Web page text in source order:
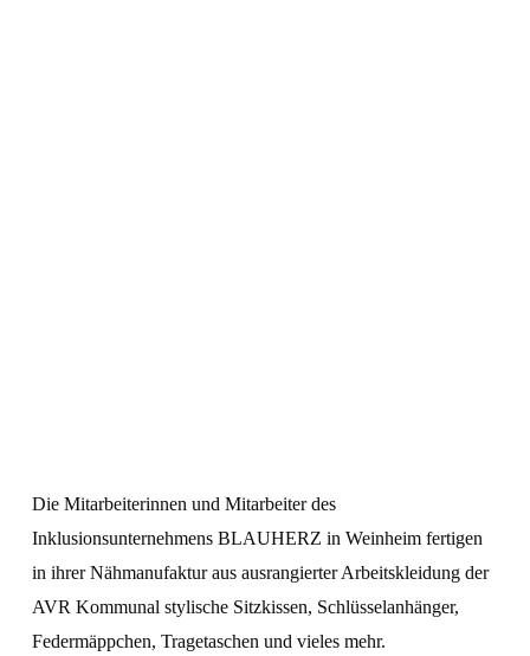
Produkte
Die Mitarbeiterinnen und Mitarbeiter des
Inklusionsunternehmens BLAUHERZ in Weinheim fertigen
in ihrer Nähmanufaktur aus ausrangierter Arbeitskleidung der
AVR Kommunal stylische Sitzkissen, Schlüsselanhänger,
Federmäppchen, Tragetaschen und vieles mehr.